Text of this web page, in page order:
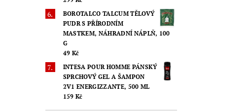
BOROTALCO TALCUM TĚLOVÝ
PUDR S PŘÍRODNÍM
MASTKEM, NÁHRADNÍ NÁPLŇ, 100
G
49 Kč
INTESA POUR HOMME PÁNSKÝ
SPRCHOVÝ GEL A ŠAMPON
2V1 ENERGIZZANTE, 500 ML
159 Kč